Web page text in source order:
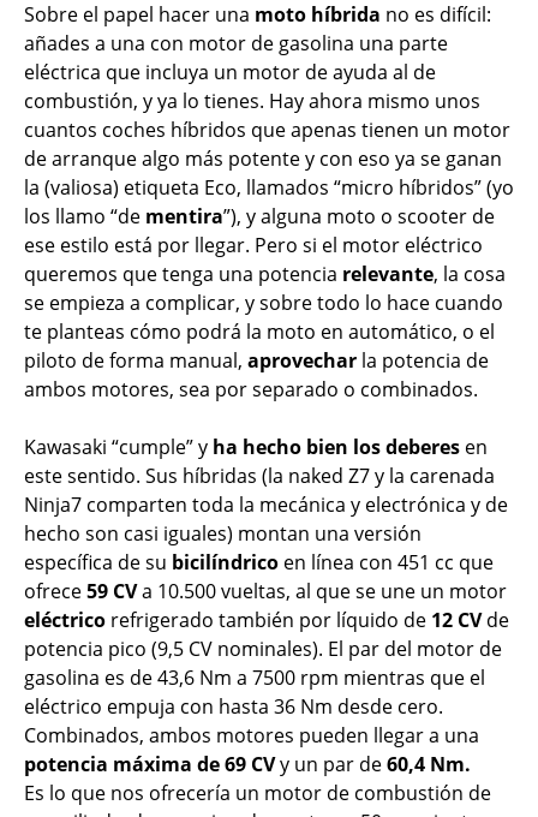
Sobre el papel hacer una moto híbrida no es difícil:
añades a una con motor de gasolina una parte
eléctrica que incluya un motor de ayuda al de
combustión, y ya lo tienes. Hay ahora mismo unos
cuantos coches híbridos que apenas tienen un motor
de arranque algo más potente y con eso ya se ganan
la (valiosa) etiqueta Eco, llamados “micro híbridos” (yo
los llamo “de mentira”), y alguna moto o scooter de
ese estilo está por llegar. Pero si el motor eléctrico
queremos que tenga una potencia relevante, la cosa
se empieza a complicar, y sobre todo lo hace cuando
te planteas cómo podrá la moto en automático, o el
piloto de forma manual, aprovechar la potencia de
ambos motores, sea por separado o combinados.
Kawasaki “cumple” y ha hecho bien los deberes en
este sentido. Sus híbridas (la naked Z7 y la carenada
Ninja7 comparten toda la mecánica y electrónica y de
hecho son casi iguales) montan una versión
específica de su bicilíndrico en línea con 451 cc que
ofrece59 CVa 10.500 vueltas, al que se une un motor
eléctrico refrigerado también por líquido de 12 CVde
potencia pico (9,5 CV nominales). El par del motor de
gasolina es de 43,6 Nm a 7500 rpm mientras que el
eléctrico empuja con hasta 36 Nm desde cero.
Combinados, ambos motores pueden llegar a una
potencia máxima de 69 CVy un par de60,4 Nm.
Es lo que nos ofrecería un motor de combustión de